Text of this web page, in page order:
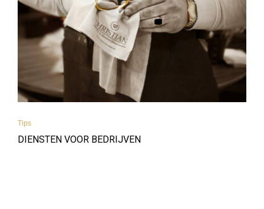
Tips
DIENSTEN VOOR BEDRIJVEN